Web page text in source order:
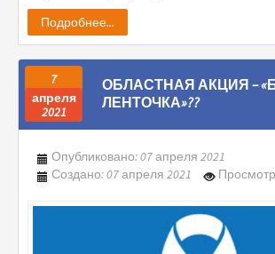
Подробнее...
7
апреля
2021
ОБЛАСТНАЯ АКЦИЯ –
ЛЕНТОЧКА»??
Опубликовано: 07 апреля 2021
Создано: 07 апреля 2021